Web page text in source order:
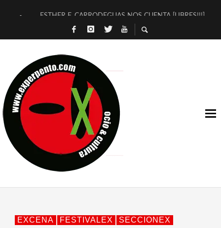
ESTHER F. CARRODEGUAS NOS CUENTA [LIBRES!!!]
[TERRA DE GUAPES] DE SANDRA MONFORT
TIMBRE 4, LA ESCUELA DEL DIRECTOR TEATRAL CLAUDIO
30 AÑOS (NO ES NADA) DE LA KATARSIS DEL TOMATAZO
MILITARES JUDÍAS EN #EXVITA
D’BALDOMEROS REINVENTAN [BITÁCORA 3.0] EN EXVITA
MARSHALL FLASH PRESENTA EN EXVITA [RELATIVA
JOFRE BARDAGÍ EN EXVITA INTERPRETANDO A SERRAT
EXCENA FESTIVALEX SECCIONEX